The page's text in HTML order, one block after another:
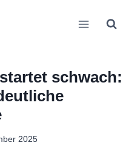
schwach:
2025